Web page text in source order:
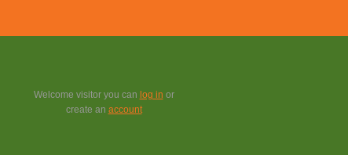
Welcome visitor you can log in or
create an account